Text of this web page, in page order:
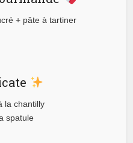
+ pâte à tartiner
la chantilly
spatule